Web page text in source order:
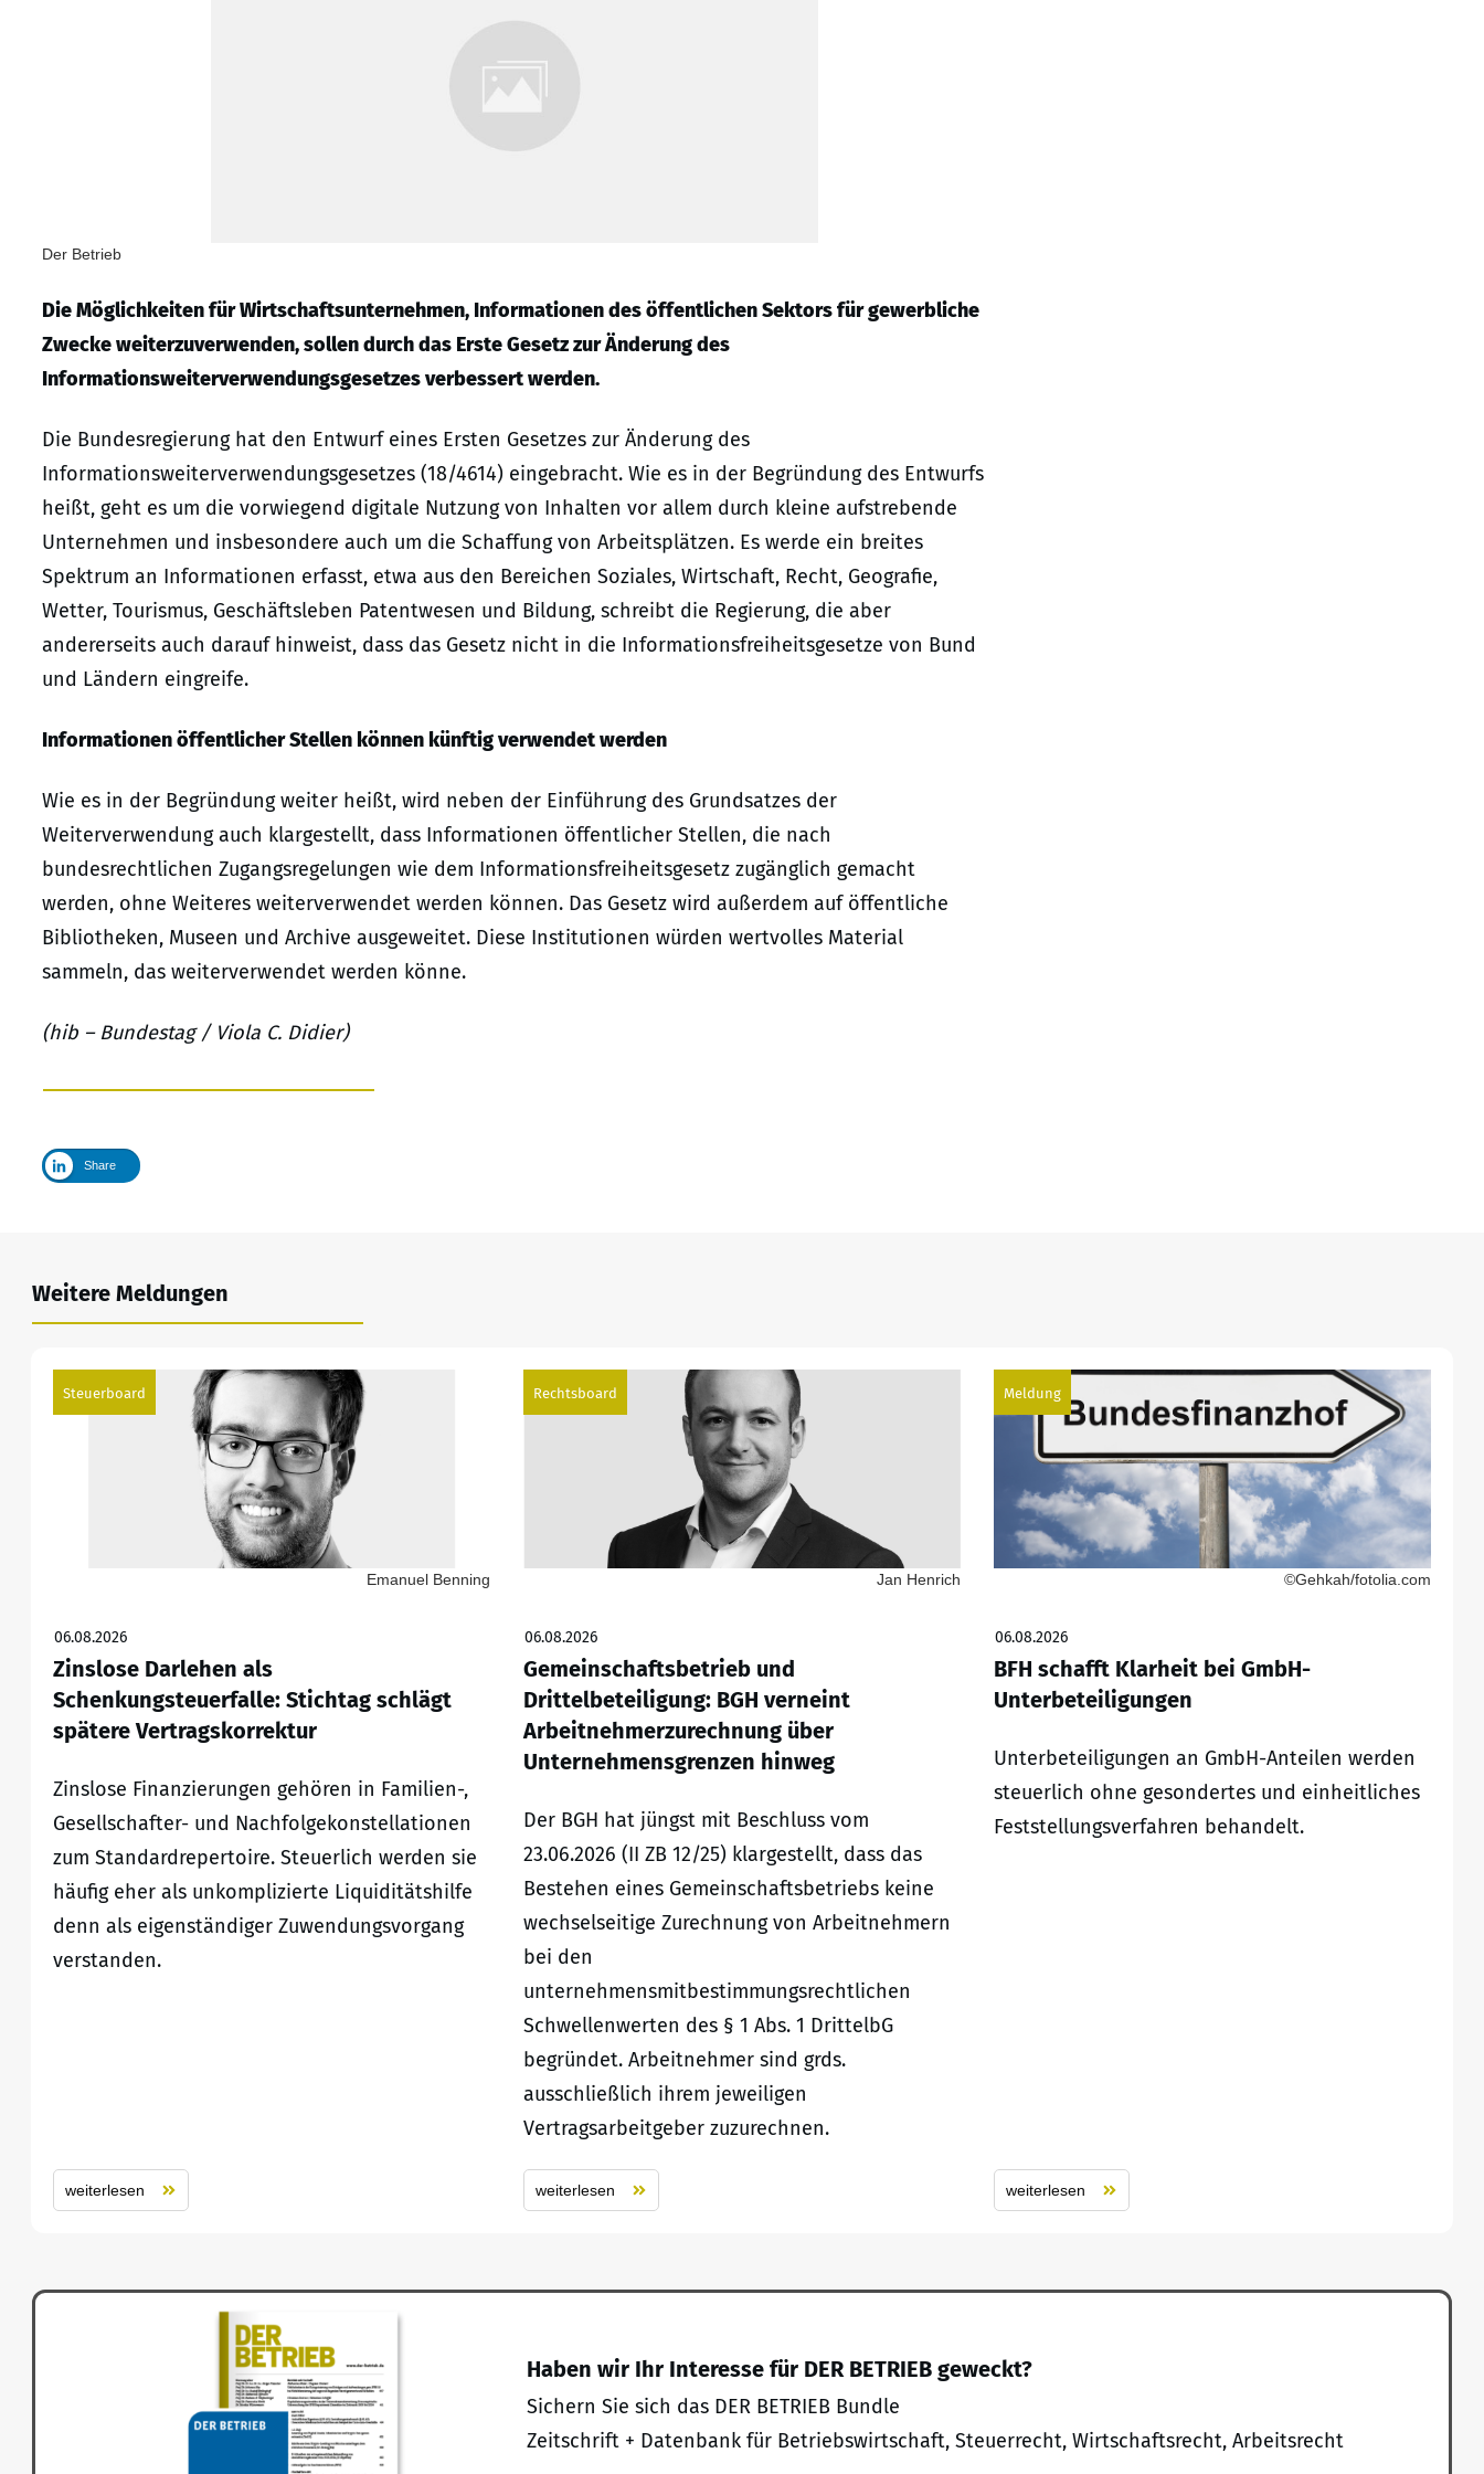
Der Betrieb
Die Möglichkeiten für Wirtschaftsunternehmen, Informationen des öffentlichen Sektors für gewerbliche
Zwecke weiterzuverwenden, sollen durch das Erste Gesetz zur Änderung des
Informationsweiterverwendungsgesetzes verbessert werden.
Die Bundesregierung hat den Entwurf eines Ersten Gesetzes zur Änderung des
Informationsweiterverwendungsgesetzes (18/4614) eingebracht. Wie es in der Begründung des Entwurfs
heißt, geht es um die vorwiegend digitale Nutzung von Inhalten vor allem durch kleine aufstrebende
Unternehmen und insbesondere auch um die Schaffung von Arbeitsplätzen. Es werde ein breites
Spektrum an Informationen erfasst, etwa aus den Bereichen Soziales, Wirtschaft, Recht, Geografie,
Wetter, Tourismus, Geschäftsleben Patentwesen und Bildung, schreibt die Regierung, die aber
andererseits auch darauf hinweist, dass das Gesetz nicht in die Informationsfreiheitsgesetze von Bund
und Ländern eingreife.
Informationen öffentlicher Stellen können künftig verwendet werden
Wie es in der Begründung weiter heißt, wird neben der Einführung des Grundsatzes der
Weiterverwendung auch klargestellt, dass Informationen öffentlicher Stellen, die nach
bundesrechtlichen Zugangsregelungen wie dem Informationsfreiheitsgesetz zugänglich gemacht
werden, ohne Weiteres weiterverwendet werden können. Das Gesetz wird außerdem auf öffentliche
Bibliotheken, Museen und Archive ausgeweitet. Diese Institutionen würden wertvolles Material
sammeln, das weiterverwendet werden könne.
(hib – Bundestag / Viola C. Didier)
Share
Weitere Meldungen
Steuerboard
Emanuel Benning
06.08.2026
Zinslose Darlehen als
Schenkungsteuerfalle: Stichtag schlägt
spätere Vertragskorrektur
Zinslose Finanzierungen gehören in Familien-,
Gesellschafter- und Nachfolgekonstellationen
zum Standardrepertoire. Steuerlich werden sie
häufig eher als unkomplizierte Liquiditätshilfe
denn als eigenständiger Zuwendungsvorgang
verstanden.
weiterlesen
Rechtsboard
Jan Henrich
06.08.2026
Gemeinschaftsbetrieb und
Drittelbeteiligung: BGH verneint
Arbeitnehmerzurechnung über
Unternehmensgrenzen hinweg
Der BGH hat jüngst mit Beschluss vom
23.06.2026 (II ZB 12/25) klargestellt, dass das
Bestehen eines Gemeinschaftsbetriebs keine
wechselseitige Zurechnung von Arbeitnehmern
bei den
unternehmensmitbestimmungsrechtlichen
Schwellenwerten des § 1 Abs. 1 DrittelbG
begründet. Arbeitnehmer sind grds.
ausschließlich ihrem jeweiligen
Vertragsarbeitgeber zuzurechnen.
weiterlesen
Meldung
©Gehkah/fotolia.com
06.08.2026
BFH schafft Klarheit bei GmbH-
Unterbeteiligungen
Unterbeteiligungen an GmbH-Anteilen werden
steuerlich ohne gesondertes und einheitliches
Feststellungsverfahren behandelt.
weiterlesen
Haben wir Ihr Interesse für DER BETRIEB geweckt?
Sichern Sie sich das DER BETRIEB Bundle
Zeitschrift + Datenbank für Betriebswirtschaft, Steuerrecht, Wirtschaftsrecht, Arbeitsrecht